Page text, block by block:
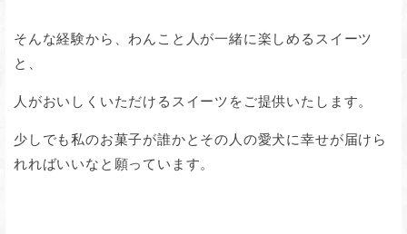
そんな経験から、わんこと人が一緒に楽しめるスイーツ
と、
人がおいしくいただけるスイーツをご提供いたします。
少しでも私のお菓子が誰かとその人の愛犬に幸せが届けら
れればいいなと願っています。